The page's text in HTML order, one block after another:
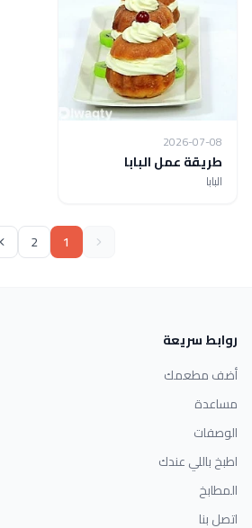
2026-07-08
طريقة عمل البابا
البابا
1
2
روابط سريعة
أضف مطعمك
مساعدة
الوصفات
اطبخ باللي عندك
المطابخ
اتصل بنا